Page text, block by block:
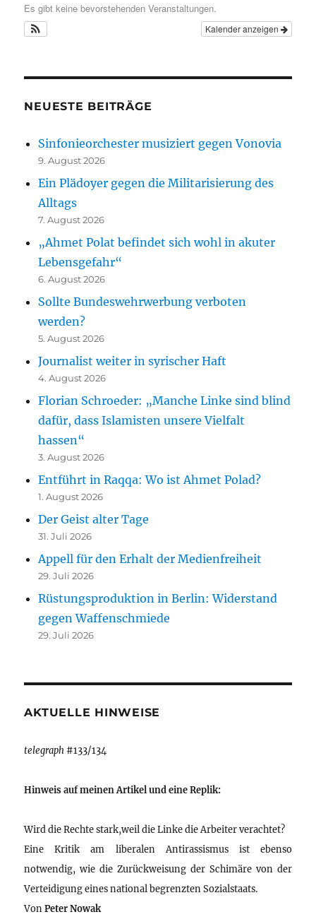
Es gibt keine bevorstehenden Veranstaltungen.
Kalender anzeigen
NEUESTE BEITRÄGE
Sinfonieorchester musiziert gegen Vonovia
9. August 2026
Ein Plädoyer gegen die Militarisierung des
Alltags
7. August 2026
„Ahmet Polat befindet sich wohl in akuter
Lebensgefahr“
6. August 2026
Sollte Bundeswehrwerbung verboten
werden?
5. August 2026
Journalist weiter in syrischer Haft
4. August 2026
Florian Schroeder: „Manche Linke sind blind
dafür, dass Islamisten unsere Vielfalt
hassen“
3. August 2026
Entführt in Raqqa: Wo ist Ahmet Polad?
1. August 2026
Der Geist alter Tage
31. Juli 2026
Appell für den Erhalt der Medienfreiheit
29. Juli 2026
Rüstungsproduktion in Berlin: Widerstand
gegen Waffenschmiede
29. Juli 2026
AKTUELLE HINWEISE
telegraph #133/134
Hinweis auf meinen Artikel und eine Replik:
Wird die Rechte stark,weil die Linke die Arbeiter verachtet?
Eine Kritik am liberalen Antirassismus ist ebenso
notwendig, wie die Zurückweisung der Schimäre von der
Verteidigung eines national begrenzten Sozialstaats.
VonPeter Nowak